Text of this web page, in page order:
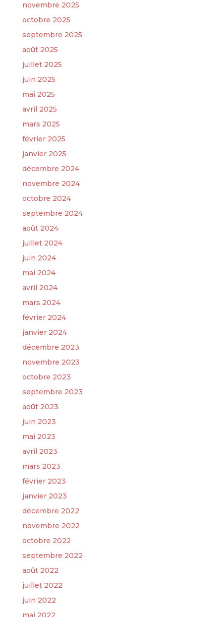
novembre 2025
octobre 2025
septembre 2025
août 2025
juillet 2025
juin 2025
mai 2025
avril 2025
mars 2025
février 2025
janvier 2025
décembre 2024
novembre 2024
octobre 2024
septembre 2024
août 2024
juillet 2024
juin 2024
mai 2024
avril 2024
mars 2024
février 2024
janvier 2024
décembre 2023
novembre 2023
octobre 2023
septembre 2023
août 2023
juin 2023
mai 2023
avril 2023
mars 2023
février 2023
janvier 2023
décembre 2022
novembre 2022
octobre 2022
septembre 2022
août 2022
juillet 2022
juin 2022
mai 2022